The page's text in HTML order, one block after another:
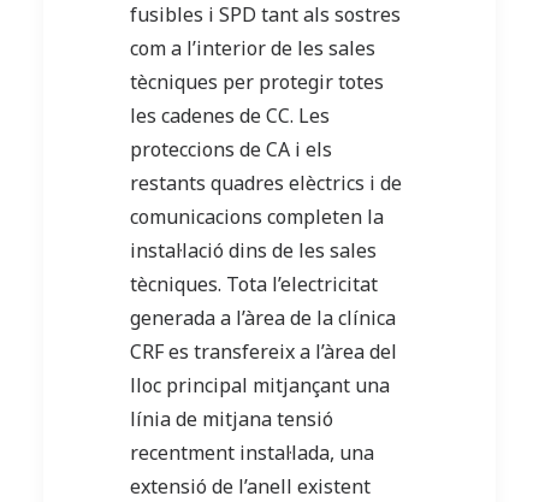
fusibles i SPD tant als sostres
com a l’interior de les sales
tècniques per protegir totes
les cadenes de CC. Les
proteccions de CA i els
restants quadres elèctrics i de
comunicacions completen la
instal·lació dins de les sales
tècniques. Tota l’electricitat
generada a l’àrea de la clínica
CRF es transfereix a l’àrea del
lloc principal mitjançant una
línia de mitjana tensió
recentment instal·lada, una
extensió de l’anell existent